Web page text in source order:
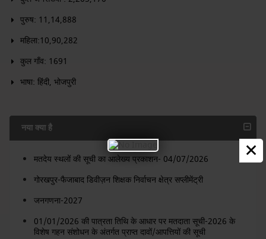
×
पुरुष: 11,14,888
महिला:10,90,282
कुल गाँव: 1691
भाषा: हिंदी, भोजपुरी
नया क्या है
मतदेय स्थलों की सूची का आलेख्य प्रकाशन- 04/07/2026
गोरखपुर-फैजाबाद डिवीज़न शिक्षक निर्वाचन क्षेत्र सप्लीमेंट्री
जनगणना-2027
01/01/2026 की पात्रता तिथि के आधार पर मतदाता सूची-2026 के
विशेष गहन संशोधन के अंतर्गत प्राप्त दावों/आपत्तियों की सूची